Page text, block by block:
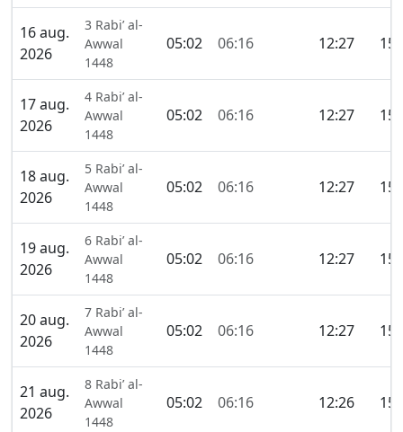
16 aug.
2026
3 Rabi’ al-
Awwal
1448
05:02 06:16 12:27
17 aug.
2026
4 Rabi’ al-
Awwal
1448
05:02 06:16 12:27
18 aug.
2026
5 Rabi’ al-
Awwal
1448
05:02 06:16 12:27
19 aug.
2026
6 Rabi’ al-
Awwal
1448
05:02 06:16 12:27
20 aug.
2026
7 Rabi’ al-
Awwal
1448
05:02 06:16 12:27
21 aug.
2026
8 Rabi’ al-
Awwal
1448
05:02 06:16 12:26